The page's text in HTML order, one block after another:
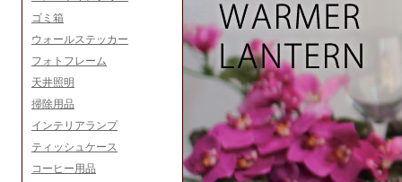
ゴミ箱
ウォールステッカー
フォトフレーム
天井照明
掃除用品
インテリアランプ
ティッシュケース
コーヒー用品